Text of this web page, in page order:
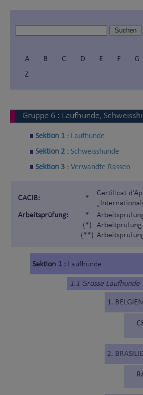
A B C D E F G
Z
Gruppe 6 : Laufhunde,
Sektion 1 : Laufhunde
Sektion 2 : Schweisshunde
Sektion 3 : Verwandte Rassen
CACIB: *
Certificat
Arbeitsprüfung:
*
(*)
(**)
Sektion 1 : Laufhunde
1.1 Grosse Laufhunde
1. BELGIEN
2.